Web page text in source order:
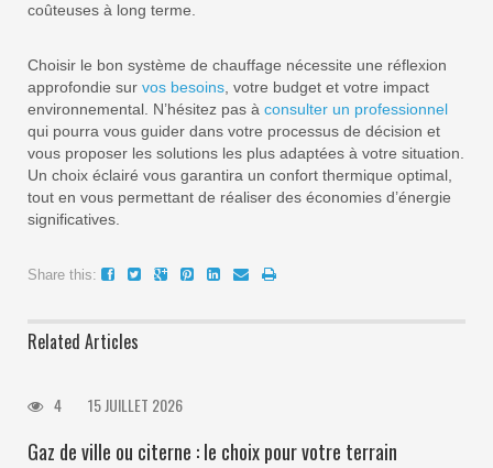
coûteuses à long terme.
Choisir le bon système de chauffage nécessite une réflexion
approfondie sur vos besoins, votre budget et votre impact
environnemental. N’hésitez pas à consulter un professionnel
qui pourra vous guider dans votre processus de décision et
vous proposer les solutions les plus adaptées à votre situation.
Un choix éclairé vous garantira un confort thermique optimal,
tout en vous permettant de réaliser des économies d’énergie
significatives.
Share this:
Related Articles
4 15 JUILLET 2026
Gaz de ville ou citerne : le choix pour votre terrain